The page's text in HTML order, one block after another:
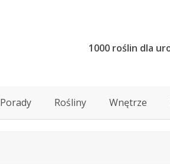
1000 roślin dla
Porady Rośliny Wnętrze